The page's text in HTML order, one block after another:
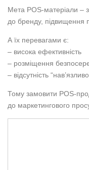
Мета POS-матеріали –
до бренду, підвищення
А їх перевагами є:
– висока ефективність
– розміщення
– відсутність
Тому замовити POS-
до маркетингового